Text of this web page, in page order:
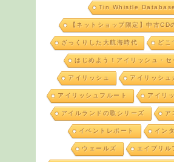
Tin Whistle
【ネットショップ限定】中古CD
ざっくりした大航海時代 どこ
はじめよう！アイリッシュ・セ
アイリッシュ アイリッシュ
アイリッシュフルート アイリ
アイルランドの歌シリーズ ア
イベントレポート イン
ウェールズ エイプリル